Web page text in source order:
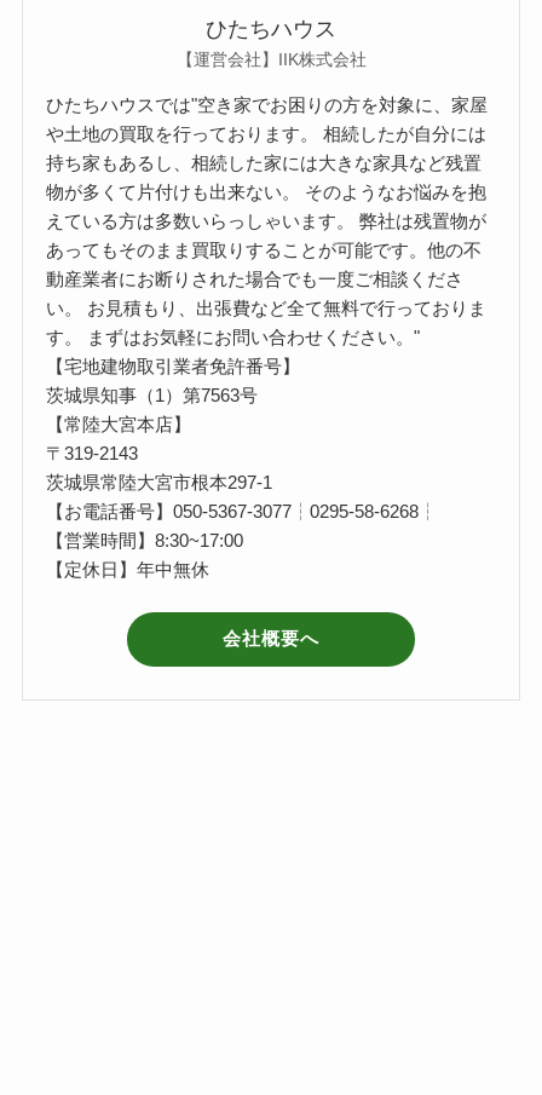
ひたちハウス
【運営会社】IIK株式会社
ひたちハウスでは"空き家でお困りの方を対象に、家屋
や土地の買取を行っております。 相続したが自分には
持ち家もあるし、相続した家には大きな家具など残置
物が多くて片付けも出来ない。 そのようなお悩みを抱
えている方は多数いらっしゃいます。 弊社は残置物が
あってもそのまま買取りすることが可能です。他の不
動産業者にお断りされた場合でも一度ご相談くださ
い。 お見積もり、出張費など全て無料で行っておりま
す。 まずはお気軽にお問い合わせください。"
【宅地建物取引業者免許番号】
茨城県知事（1）第7563号
【常陸大宮本店】
〒319-2143
茨城県常陸大宮市根本297-1
【お電話番号】050-5367-3077┆0295-58-6268┆
【営業時間】8:30~17:00
【定休日】年中無休
会社概要へ